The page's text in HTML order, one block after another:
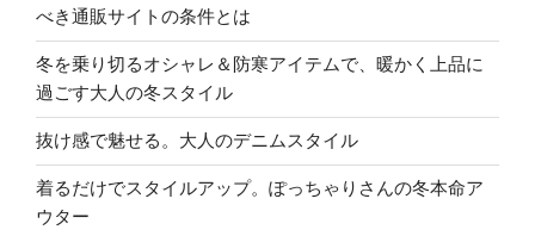
べき通販サイトの条件とは
冬を乗り切るオシャレ＆防寒アイテムで、暖かく上品に
過ごす大人の冬スタイル
抜け感で魅せる。大人のデニムスタイル
着るだけでスタイルアップ。ぽっちゃりさんの冬本命ア
ウター